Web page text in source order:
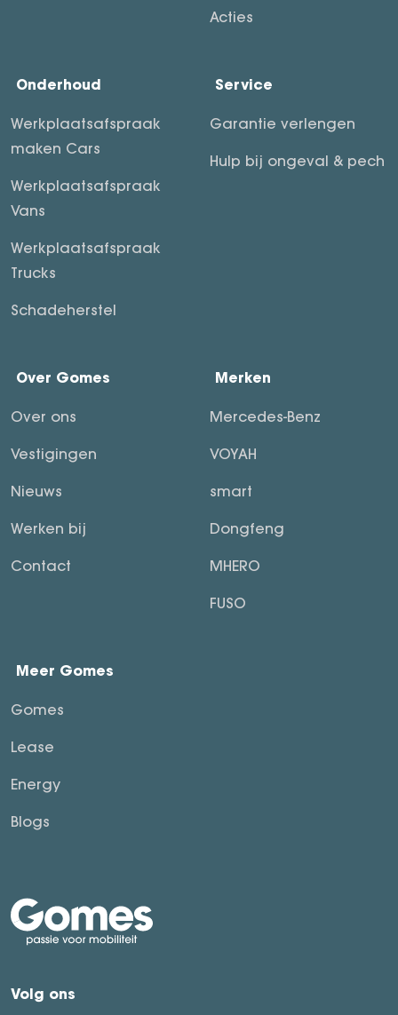
Acties
Onderhoud
Werkplaatsafspraak
maken Cars
Werkplaatsafspraak
Vans
Werkplaatsafspraak
Trucks
Schadeherstel
Service
Garantie verlengen
Hulp bij ongeval & pech
Over Gomes
Over ons
Vestigingen
Nieuws
Werken bij
Contact
Merken
Mercedes-Benz
VOYAH
smart
Dongfeng
MHERO
FUSO
Meer Gomes
Gomes
Lease
Energy
Blogs
Volg ons